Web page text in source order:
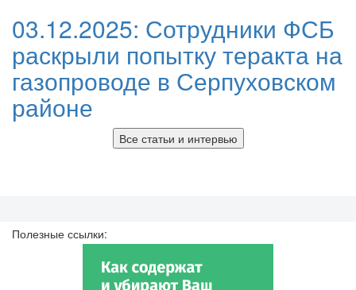
03.12.2025: Сотрудники ФСБ
раскрыли попытку теракта на
газопроводе в Серпуховском
районе
Все статьи и интервью
Полезные ссылки: